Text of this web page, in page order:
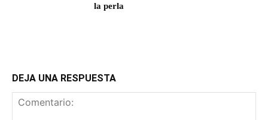
la perla
DEJA UNA RESPUESTA